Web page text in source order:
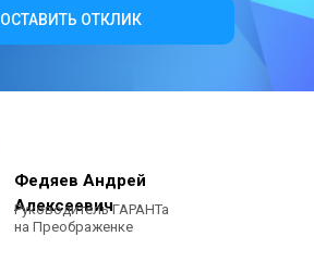
ОСТАВИТЬ ОТКЛИК
Федяев Андрей
Алексеевич
Руководитель ГАРАНТа
на Преображенке